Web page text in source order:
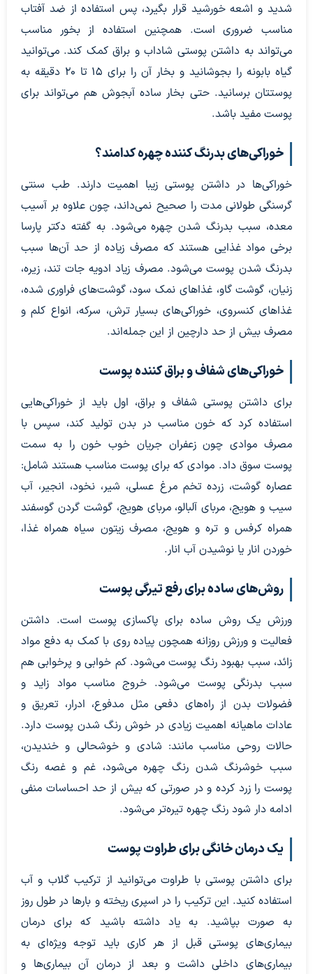
شدید و اشعه خورشید قرار بگیرد، پس استفاده از ضد آفتاب
مناسب ضروری است. همچنین استفاده از بخور مناسب
می‌تواند به داشتن پوستی شاداب و براق کمک کند. می‌توانید
گیاه بابونه را بجوشانید و بخار آن را برای ۱۵ تا ۲۰ دقیقه به
پوستتان برسانید. حتی بخار ساده آبجوش هم می‌تواند برای
پوست مفید باشد.
خوراکی‌های بدرنگ کننده چهره کدامند؟
خوراکی‌ها در داشتن پوستی زیبا اهمیت دارند. طب سنتی
گرسنگی طولانی مدت را صحیح نمی‌داند، چون علاوه بر آسیب
معده، سبب بدرنگ شدن چهره می‌شود. به گفته دکتر پارسا
برخی مواد غذایی هستند که مصرف زیاده از حد آن‌ها سبب
بدرنگ شدن پوست می‌شود. مصرف زیاد ادویه جات تند، زیره،
زنیان، گوشت گاو، غذاهای نمک سود، گوشت‌های فراوری شده،
غذاهای کنسروی، خوراکی‌های بسیار ترش، سرکه، انواع کلم و
مصرف بیش از حد دارچین از این جمله‌اند.
خوراکی‌های شفاف و براق کننده پوست
برای داشتن پوستی شفاف و براق، اول باید از خوراکی‌هایی
استفاده کرد که خون مناسب در بدن تولید کند، سپس با
مصرف موادی چون زعفران جریان خوب خون را به سمت
پوست سوق داد. موادی که برای پوست مناسب هستند شامل:
عصاره گوشت، زرده تخم مرغ عسلی، شیر، نخود، انجیر، آب
سیب و هویج، مربای آلبالو، مربای هویج، گوشت گردن گوسفند
همراه کرفس و تره و هویج، مصرف زیتون سیاه همراه غذا،
خوردن انار یا نوشیدن آب انار.
روش‌های ساده برای رفع تیرگی پوست
ورزش یک روش ساده برای پاکسازی پوست است. داشتن
فعالیت و ورزش روزانه همچون پیاده روی با کمک به دفع مواد
زائد، سبب بهبود رنگ پوست می‌شود. کم خوابی و پرخوابی هم
سبب بدرنگی پوست می‌شود. خروج مناسب مواد زاید و
فضولات بدن از راه‌های دفعی مثل مدفوع، ادرار، تعریق و
عادات ماهیانه اهمیت زیادی در خوش رنگ شدن پوست دارد.
حالات روحی مناسب مانند: شادی و خوشحالی و خندیدن،
سبب خوشرنگ شدن رنگ چهره می‌شود، غم و غصه رنگ
پوست را زرد کرده و در صورتی که بیش از حد احساسات منفی
ادامه دار شود رنگ چهره تیره‌تر می‌شود.
یک درمان خانگی برای طراوت پوست
برای داشتن پوستی با طراوت می‌توانید از ترکیب گلاب و آب
استفاده کنید. این ترکیب را در اسپری ریخته و بارها در طول روز
به صورت بپاشید. به یاد داشته باشید که برای درمان
بیماری‌های پوستی قبل از هر کاری باید توجه ویژه‌ای به
بیماری‌های داخلی داشت و بعد از درمان آن بیماری‌ها و